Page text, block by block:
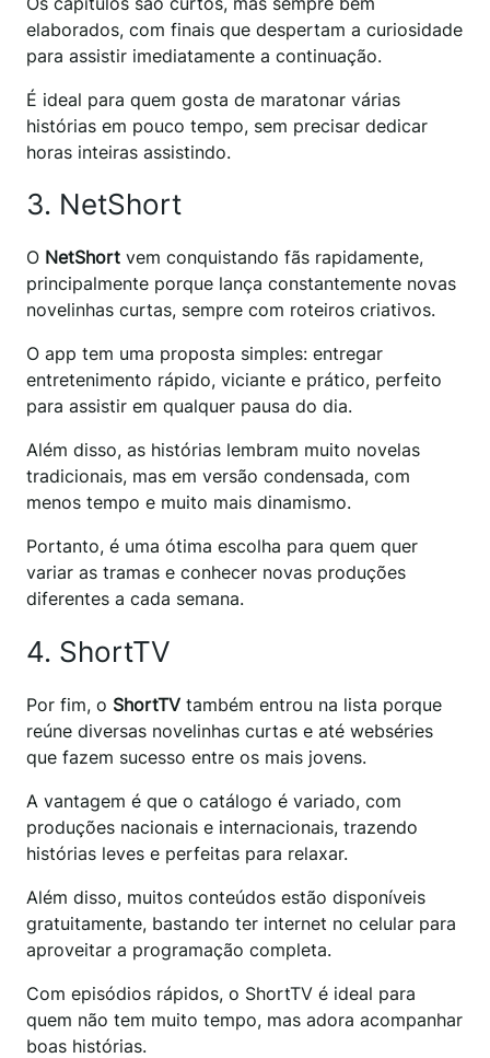
elaborados, com finais que despertam a curiosidade
para assistir imediatamente a continuação.
É ideal para quem gosta de maratonar várias
histórias em pouco tempo, sem precisar dedicar
horas inteiras assistindo.
3. NetShort
O NetShort vem conquistando fãs rapidamente,
principalmente porque lança constantemente novas
novelinhas curtas, sempre com roteiros criativos.
O app tem uma proposta simples: entregar
entretenimento rápido, viciante e prático, perfeito
para assistir em qualquer pausa do dia.
Além disso, as histórias lembram muito novelas
tradicionais, mas em versão condensada, com
menos tempo e muito mais dinamismo.
Portanto, é uma ótima escolha para quem quer
variar as tramas e conhecer novas produções
diferentes a cada semana.
4. ShortTV
Por fim, o ShortTV também entrou na lista porque
reúne diversas novelinhas curtas e até webséries
que fazem sucesso entre os mais jovens.
A vantagem é que o catálogo é variado, com
produções nacionais e internacionais, trazendo
histórias leves e perfeitas para relaxar.
Além disso, muitos conteúdos estão disponíveis
gratuitamente, bastando ter internet no celular para
aproveitar a programação completa.
Com episódios rápidos, o ShortTV é ideal para
quem não tem muito tempo, mas adora acompanhar
boas histórias.